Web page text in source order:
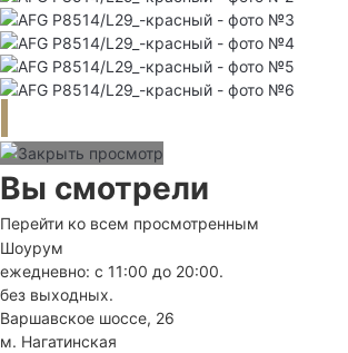
Вы смотрели
Перейти ко всем просмотренным
Шоурум
ежедневно: с 11:00 до 20:00.
без выходных.
Варшавское шоссе, 26
м. Нагатинская